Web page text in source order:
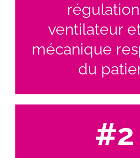
ventilateur
mécanique
du
#2